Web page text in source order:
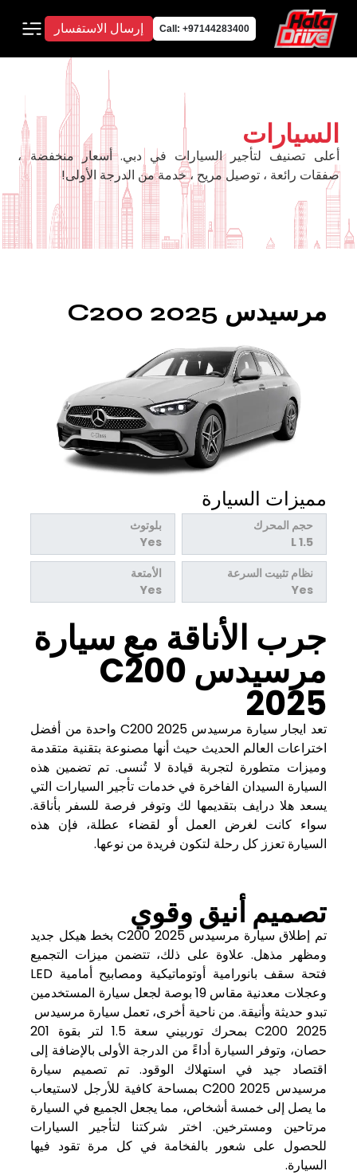
Call: +97144283400 إرسال الاستفسار
السيارات
أعلى تصنيف لتأجير السيارات في دبي. أسعار منخفضة ،
صفقات رائعة ، توصيل مريح ، خدمة من الدرجة الأولى!
مرسيدس C200 2025
مميزات السيارة
حجم المحرك
1.5 L
بلوتوث
Yes
نظام تثبيت السرعة
Yes
الأمتعة
Yes
جرب الأناقة مع سيارة
مرسيدس C200
2025
تعد ايجار سيارة مرسيدس C200 2025 واحدة من أفضل
اختراعات العالم الحديث حيث أنها مصنوعة بتقنية متقدمة
وميزات متطورة لتجربة قيادة لا تُنسى. تم تضمين هذه
السيارة السيدان الفاخرة في خدمات تأجير السيارات التي
يسعد هلا درايف بتقديمها لك وتوفر فرصة للسفر بأناقة.
سواء كانت لغرض العمل أو لقضاء عطلة، فإن هذه
السيارة تعزز كل رحلة لتكون فريدة من نوعها.
تصميم أنيق وقوي
تم إطلاق سيارة مرسيدس C200 2025 بخط هيكل جديد
ومظهر مذهل. علاوة على ذلك، تتضمن ميزات التجميع
فتحة سقف بانورامية أوتوماتيكية ومصابيح أمامية LED
وعجلات معدنية مقاس 19 بوصة لجعل سيارة المستخدمين
تبدو حديثة وأنيقة. من ناحية أخرى، تعمل سيارة مرسيدس
C200 2025 بمحرك توربيني سعة 1.5 لتر بقوة 201
حصان، وتوفر السيارة أداءً من الدرجة الأولى بالإضافة إلى
اقتصاد جيد في استهلاك الوقود. تم تصميم سيارة
مرسيدس C200 2025 بمساحة كافية للأرجل لاستيعاب
ما يصل إلى خمسة أشخاص، مما يجعل الجميع في السيارة
مرتاحين ومسترخين. اختر شركتنا لتأجير السيارات
للحصول على شعور بالفخامة في كل مرة تقود فيها
السيارة.